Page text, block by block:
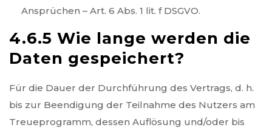
Ansprüchen – Art. 6 Abs. 1 lit. f DSGVO.
4.6.5 Wie lange werden die
Daten gespeichert?
Für die Dauer der Durchführung des Vertrags, d. h.
bis zur Beendigung der Teilnahme des Nutzers am
Treueprogramm, dessen Auflösung und/oder bis